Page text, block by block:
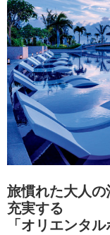
旅慣れた大人
充実する
「オリエンタ